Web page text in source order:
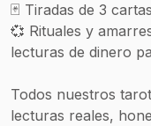
🃏 Tiradas de 3
💞 Rituales y
lecturas de dinero
Todos nuestros
lecturas reales,